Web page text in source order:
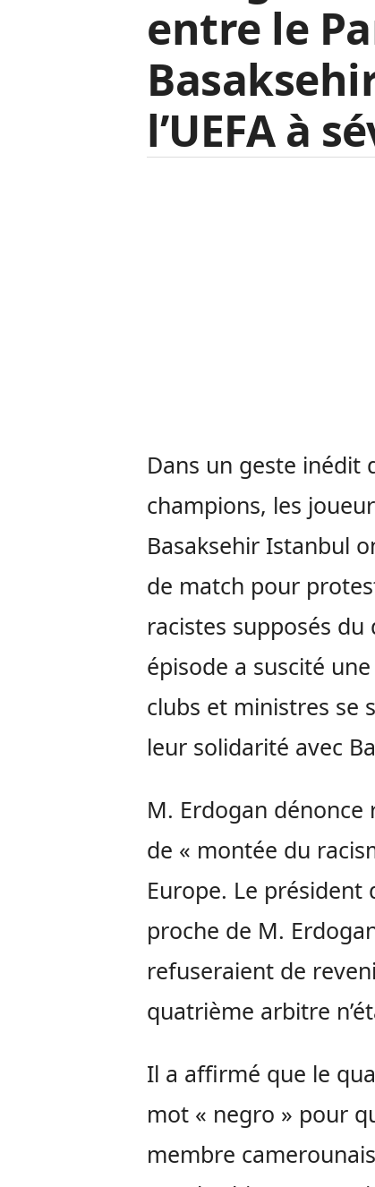
entre le
l’UEFA à
Dans un geste inédit
champions, les
Basaksehir Istanbul
de match pour
racistes supposés
épisode a suscité
clubs et ministres se
leur solidarité avec
M. Erdogan dénonce
de « montée du
Europe. Le président
proche de M.
refuseraient de
quatrième arbitre
Il a affirmé que le
mot « negro » pour
membre